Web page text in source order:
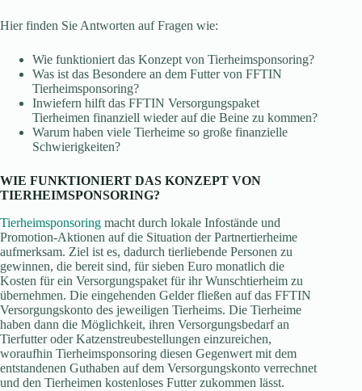
Hier finden Sie Antworten auf Fragen wie:
Wie funktioniert das Konzept von Tierheimsponsoring?
Was ist das Besondere an dem Futter von FFTIN
Tierheimsponsoring?
Inwiefern hilft das FFTIN Versorgungspaket
Tierheimen finanziell wieder auf die Beine zu kommen?
Warum haben viele Tierheime so große finanzielle
Schwierigkeiten?
WIE FUNKTIONIERT DAS KONZEPT VON
TIERHEIMSPONSORING?
Tierheimsponsoring macht durch lokale Infostände und
Promotion-Aktionen auf die Situation der Partnertierheime
aufmerksam. Ziel ist es, dadurch tierliebende Personen zu
gewinnen, die bereit sind, für sieben Euro monatlich die
Kosten für ein Versorgungspaket für ihr Wunschtierheim zu
übernehmen. Die eingehenden Gelder fließen auf das FFTIN
Versorgungskonto des jeweiligen Tierheims. Die Tierheime
haben dann die Möglichkeit, ihren Versorgungsbedarf an
Tierfutter oder Katzenstreubestellungen einzureichen,
woraufhin Tierheimsponsoring diesen Gegenwert mit dem
entstandenen Guthaben auf dem Versorgungskonto verrechnet
und den Tierheimen kostenloses Futter zukommen lässt.